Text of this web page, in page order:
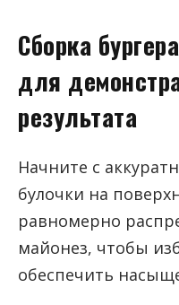
Сборка
для
результата
Начните с
булочки на
равномерно
майонез, чтобы
обеспечить